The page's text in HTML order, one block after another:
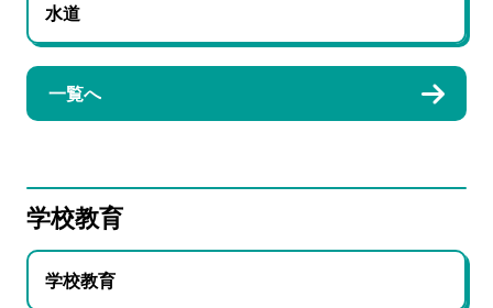
水道
一覧へ
学校教育
学校教育